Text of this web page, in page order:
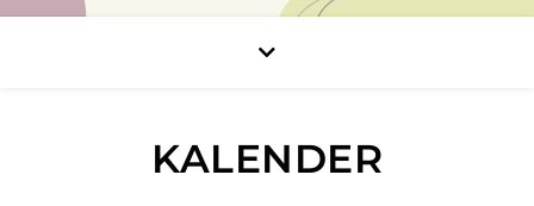
KALENDER